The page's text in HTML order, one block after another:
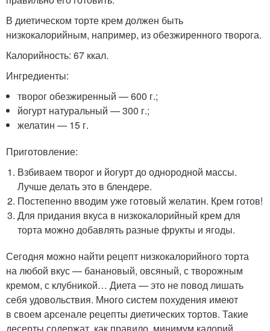
В диетическом торте крем должен быть
низкокалорийным, например, из обезжиренного творога.
Калорийность: 67 ккал.
Ингредиенты:
творог обезжиренный — 600 г.;
йогурт натуральный — 300 г.;
желатин — 15 г.
Приготовление:
Взбиваем творог и йогурт до однородной массы.
Лучше делать это в блендере.
Постепенно вводим уже готовый желатин. Крем готов!
Для придания вкуса в низкокалорийный крем для
торта можно добавлять разные фрукты и ягоды.
Сегодня можно найти рецепт низкокалорийного торта
на любой вкус — банановый, овсяный, с творожным
кремом, с клубникой… Диета — это не повод лишать
себя удовольствия. Много систем похудения имеют
в своем арсенале рецепты диетических тортов. Такие
десерты содержат, как правило, минимум калорий.